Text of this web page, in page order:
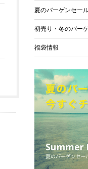
夏のバーゲンセー
初売り・冬のバー
福袋情報